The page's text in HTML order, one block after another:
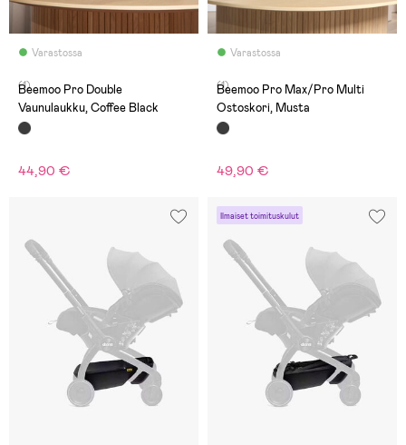
Varastossa
(1)
Beemoo Pro Double
Vaunulaukku, Coffee Black
44,90 €
Varastossa
(1)
Beemoo Pro Max/Pro Multi
Ostoskori, Musta
49,90 €
Ilmaiset toimituskulut